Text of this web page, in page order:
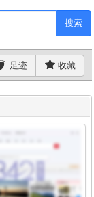
搜索
足迹 收藏